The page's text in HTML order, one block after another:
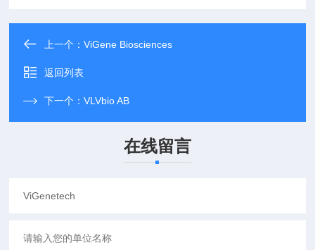
上一个：ViGene Biosciences
返回列表
下一个：VLVbio AB
在线留言